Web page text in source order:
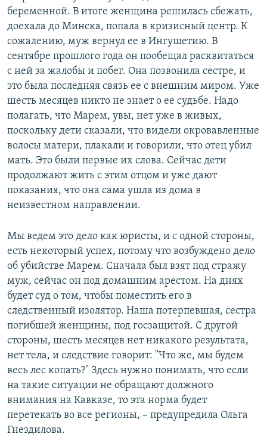
беременной. В итоге женщина решилась сбежать,
доехала до Минска, попала в кризисный центр. К
сожалению, муж вернул ее в Ингушетию. В
сентябре прошлого года он пообещал расквитаться
с ней за жалобы и побег. Она позвонила сестре, и
это была последняя связь ее с внешним миром. Уже
шесть месяцев никто не знает о ее судьбе. Надо
полагать, что Марем, увы, нет уже в живых,
поскольку дети сказали, что видели окровавленные
волосы матери, плакали и говорили, что отец убил
мать. Это были первые их слова. Сейчас дети
продолжают жить с этим отцом и уже дают
показания, что она сама ушла из дома в
неизвестном направлении.
Мы ведем это дело как юристы, и с одной стороны,
есть некоторый успех, потому что возбуждено дело
об убийстве Марем. Сначала был взят под стражу
муж, сейчас он под домашним арестом. На днях
будет суд о том, чтобы поместить его в
следственный изолятор. Наша потерпевшая, сестра
погибшей женщины, под госзащитой. С другой
стороны, шесть месяцев нет никакого результата,
нет тела, и следствие говорит: "Что же, мы будем
весь лес копать?" Здесь нужно понимать, что если
на такие ситуации не обращают должного
внимания на Кавказе, то эта норма будет
перетекать во все регионы, – предупредила Ольга
Гнездилова.